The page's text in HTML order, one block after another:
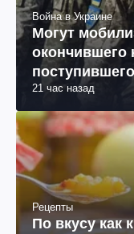
Война в Украине
Могут
окончившего
юриста
21 час назад
Рецепты
По вкусу как